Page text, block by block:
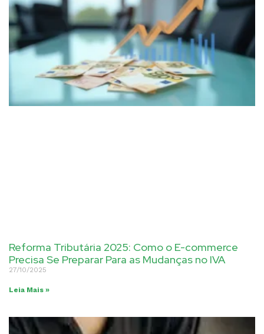
Reforma Tributária 2025: Como o E-commerce
Precisa Se Preparar Para as Mudanças no IVA
27/10/2025
Leia Mais »